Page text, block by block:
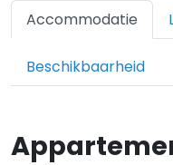
Accommodatie
Beschikbaarheid